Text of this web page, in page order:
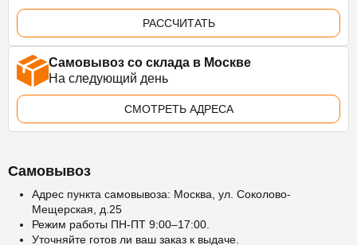
РАССЧИТАТЬ
Самовывоз со склада в Москве
На следующий день
СМОТРЕТЬ АДРЕСА
Самовывоз
Адрес пункта самовывоза: Москва, ул. Соколово-
Мещерская, д.25
Режим работы ПН-ПТ 9:00–17:00.
Уточняйте готов ли ваш заказ к выдаче.